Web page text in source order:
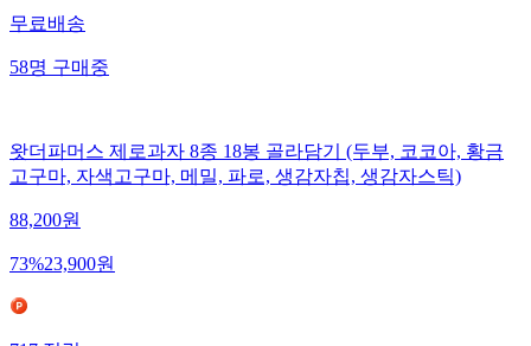
무료배송
58명구매중
왓더파머스 제로과자 8종 18봉 골라담기 (두부, 코코아, 황금
고구마, 자색고구마, 메밀, 파로, 생감자칩, 생감자스틱)
88,200원
73%23,900원